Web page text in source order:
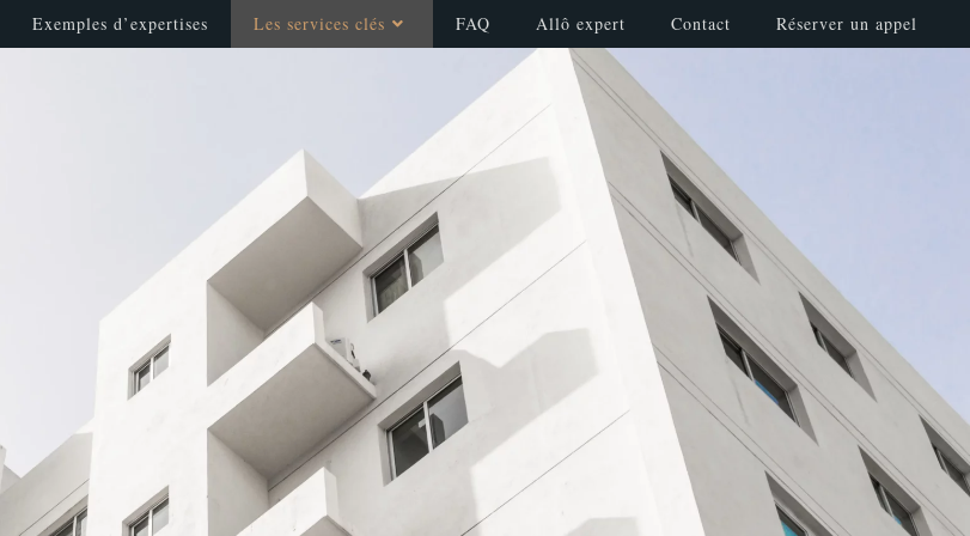
Exemples d’expertises Les services clés FAQ Allô expert Contact Réserver un appel